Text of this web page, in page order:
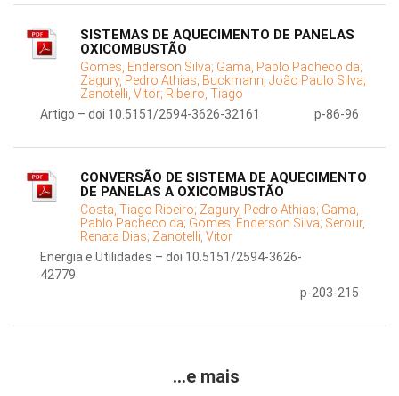
SISTEMAS DE AQUECIMENTO DE PANELAS
OXICOMBUSTÃO
Gomes, Enderson Silva; Gama, Pablo Pacheco da;
Zagury, Pedro Athias; Buckmann, João Paulo Silva;
Zanotelli, Vitor; Ribeiro, Tiago
Artigo – doi 10.5151/2594-3626-32161
p-86-96
CONVERSÃO DE SISTEMA DE AQUECIMENTO
DE PANELAS A OXICOMBUSTÃO
Costa, Tiago Ribeiro; Zagury, Pedro Athias; Gama,
Pablo Pacheco da; Gomes, Enderson Silva; Serour,
Renata Dias; Zanotelli, Vitor
Energia e Utilidades – doi 10.5151/2594-3626-
42779
p-203-215
...e mais